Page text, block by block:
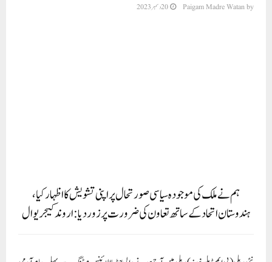
by
Paigam Madre Watan 20 دسمبر 2023
اور راجیہ سبھا ممبر راگھو چڈھا نے کہا کہ بحث بنیادی طور پر ہندوستانی اتحاد کو مضبوط بنانے
اور ملک کے لوگوں کو ایک متبادل حکومت دینے پر تھی۔ انہوں نے کہا کہ ملک کے عوام